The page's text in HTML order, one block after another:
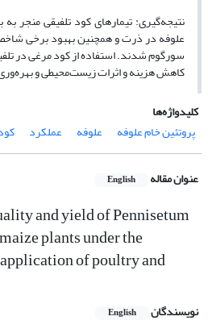
نتیجه‌گیری: تیمارهای کود تلفیقی منجر
علوفه در ذرت و همچنین بهبود برخی
سورگوم شدند. استفاده از کود مرغی در
کاهش هزینه و اثرات زیست‌محیطی و
کلیدواژه‌ها
پروتئین خام علوفه
علوفه عملکرد
عنوان مقاله English
and yield of Pennisetum
plants under the
of poultry and
نویسندگان English